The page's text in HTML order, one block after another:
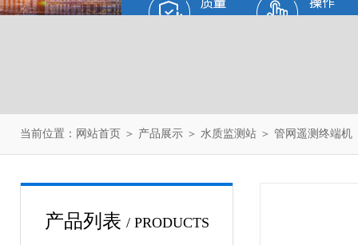
当前位置： 网站首页 ＞ 产品展示 ＞ 水质监测站 ＞ 管网遥测终端机
产品列表 / PRODUCTS